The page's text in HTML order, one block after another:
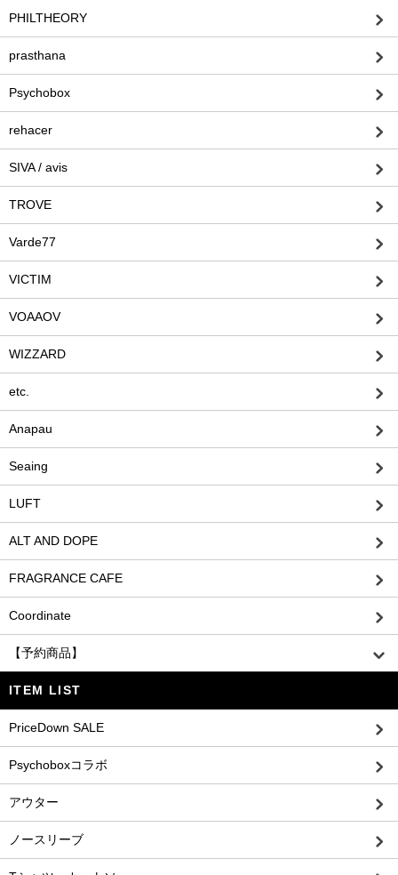
PHILTHEORY
prasthana
Psychobox
rehacer
SIVA / avis
TROVE
Varde77
VICTIM
VOAAOV
WIZZARD
etc.
Anapau
Seaing
LUFT
ALT AND DOPE
FRAGRANCE CAFE
Coordinate
【予約商品】
ITEM LIST
PriceDown SALE
Psychoboxコラボ
アウター
ノースリーブ